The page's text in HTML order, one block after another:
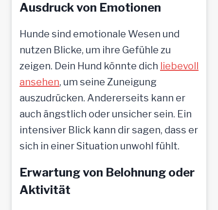
Ausdruck von Emotionen
Hunde sind emotionale Wesen und
nutzen Blicke, um ihre Gefühle zu
zeigen. Dein Hund könnte dich liebevoll
ansehen, um seine Zuneigung
auszudrücken. Andererseits kann er
auch ängstlich oder unsicher sein. Ein
intensiver Blick kann dir sagen, dass er
sich in einer Situation unwohl fühlt.
Erwartung von Belohnung oder
Aktivität